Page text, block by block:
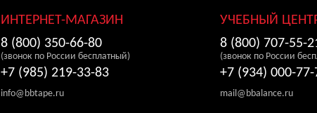
ИНТЕРНЕТ-МАГАЗИН
8 (800) 350-66-80
(звонок по России бесплатный)
+7 (985) 219-33-83
info@bbtape.ru
УЧЕБНЫЙ
8 (800) 707-55-
(звонок по России
+7 (934) 000-77-
mail@bbalance.ru